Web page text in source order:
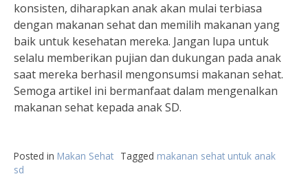
konsisten, diharapkan anak akan mulai terbiasa
dengan makanan sehat dan memilih makanan yang
baik untuk kesehatan mereka. Jangan lupa untuk
selalu memberikan pujian dan dukungan pada anak
saat mereka berhasil mengonsumsi makanan sehat.
Semoga artikel ini bermanfaat dalam mengenalkan
makanan sehat kepada anak SD.
Posted in Makan Sehat Tagged makanan sehat untuk anak
sd